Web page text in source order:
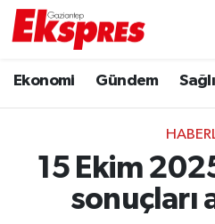
Ekonomi Gündem
15 Ekim
sonuçları
Ekonomi
Gaziantep son dakika
Genel
Trafik Durumu
Puan Durumu ve
Tüm Manşetler